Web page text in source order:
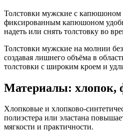
Толстовки мужские с капюшоном
фиксированным капюшоном
надеть или снять толстовку во
Толстовки мужские на молнии
создавая лишнего объёма в
толстовки с широким кроем и
Материалы: хлопок,
Хлопковые и хлопково-
полиэстера или эластана
мягкости и практичности.